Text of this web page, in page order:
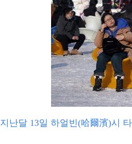
지난달 13일 하얼빈(哈爾濱)시